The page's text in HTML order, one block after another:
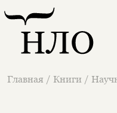
Главная / Книги /